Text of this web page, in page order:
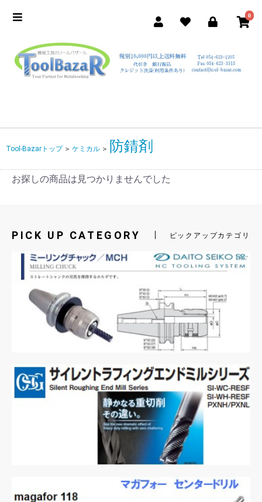
0
Tool-Bazarトップ ＞ ケミカル ＞ 防錆剤
お探しの商品は見つかりませんでした
PICK UP CATEGORY ピックアップカテゴリ